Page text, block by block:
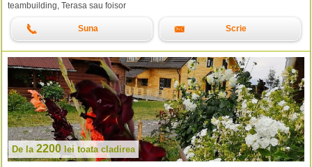
teambuilding, Terasa sau foisor
Suna Scrie
De la 2200 lei toata cladirea